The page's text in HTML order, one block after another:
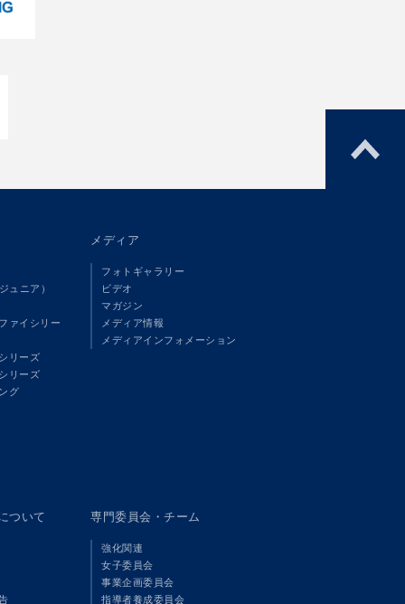
ュニア）
ァイシリー
リーズ
リーズ
グ
メディア
フォトギャラリー
ビデオ
マガジン
メディア情報
メディアインフォメーション
ついて 専門委員会・チーム
強化関連
女子委員会
事業企画委員会
指導者養成委員会